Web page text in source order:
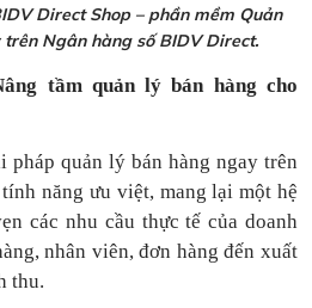
Direct Shop – phần mềm Quản
Ngân hàng số BIDV Direct.
tầm quản lý bán hàng cho
quản lý bán hàng ngay trên
năng ưu việt, mang lại một hệ
các nhu cầu thực tế của doanh
nhân viên, đơn hàng đến xuất
thu.